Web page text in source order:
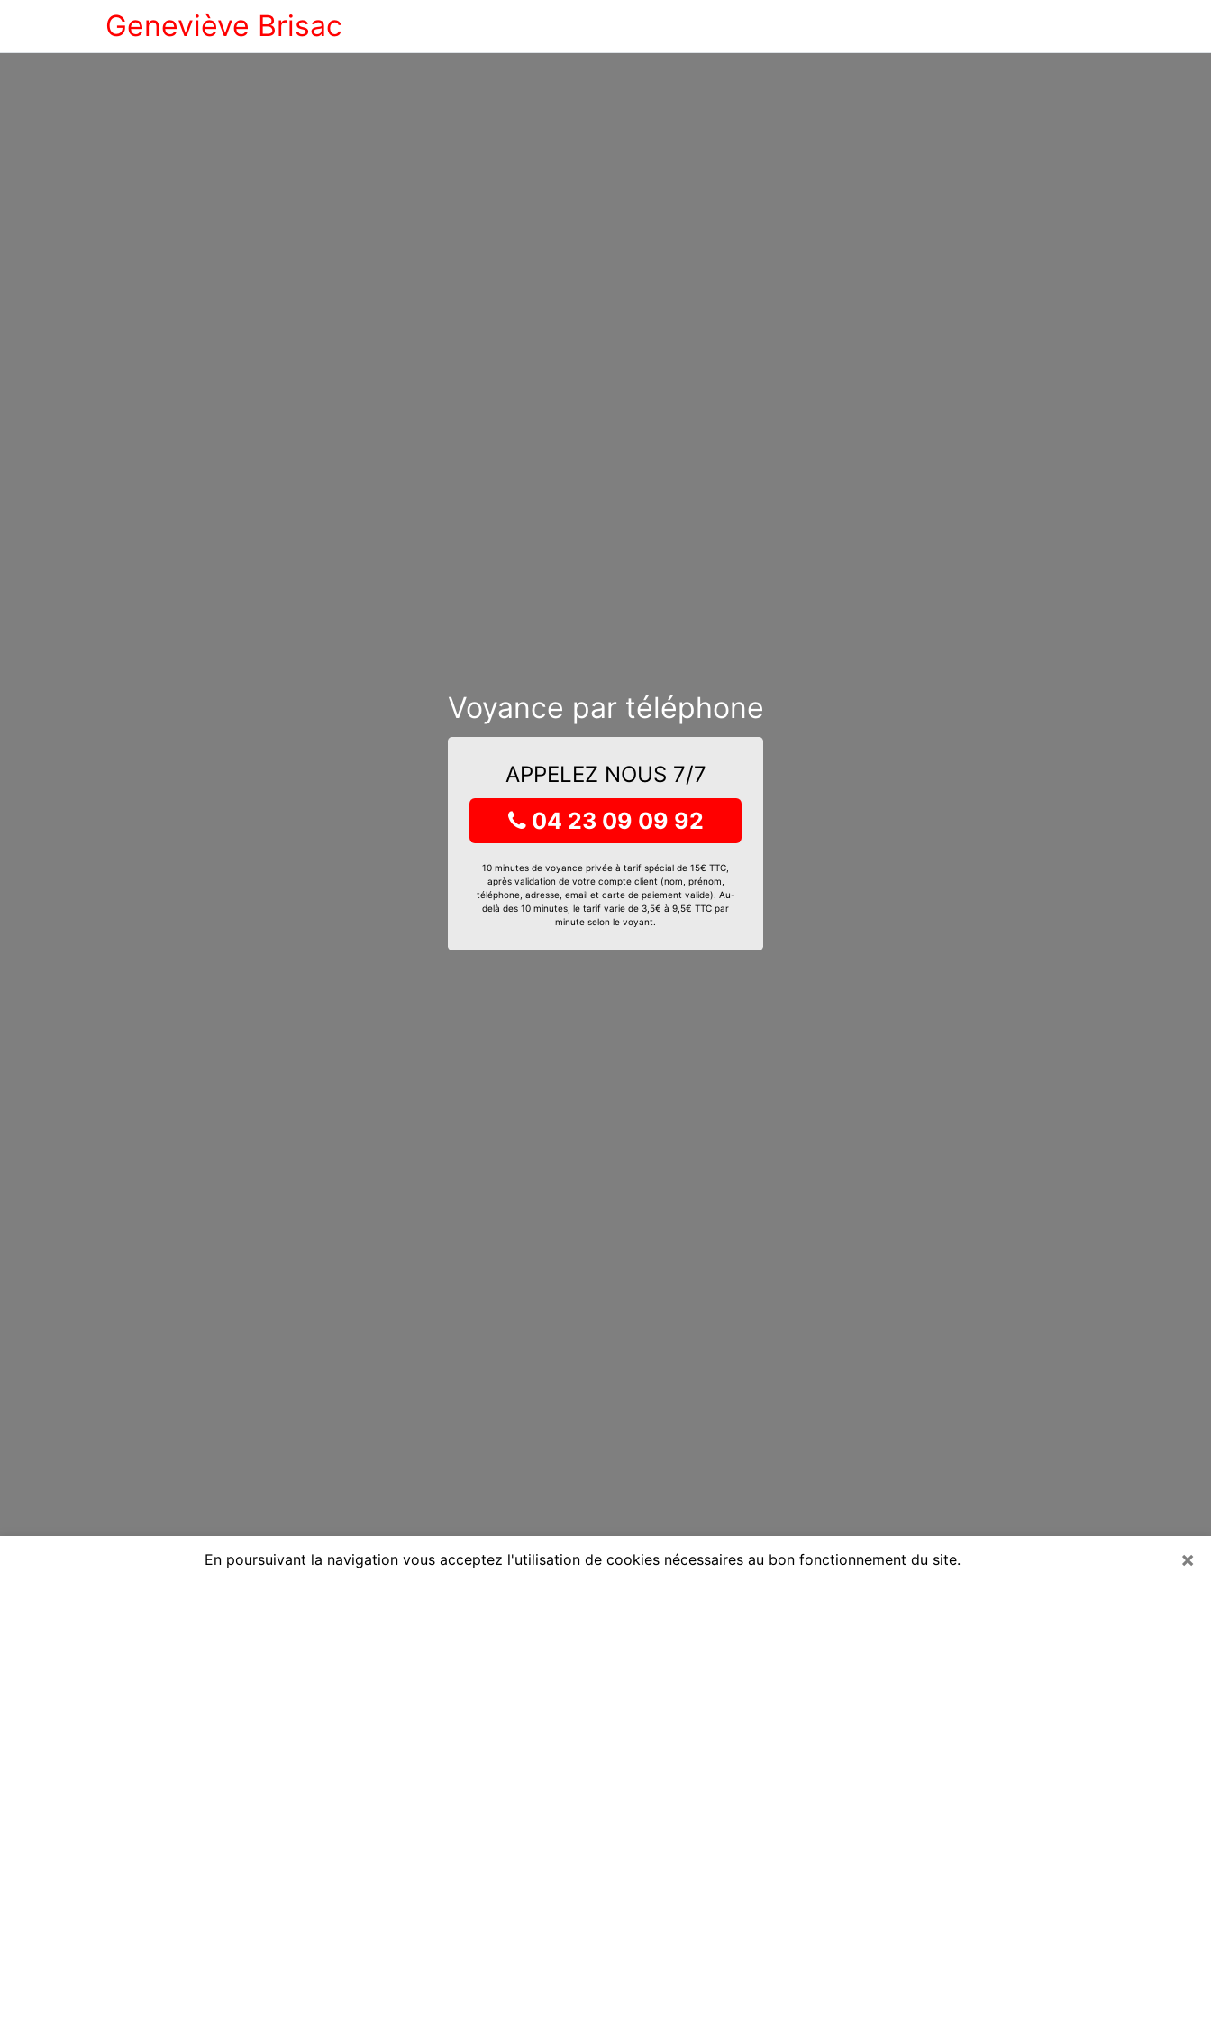
Geneviève Brisac
Voyance par téléphone
APPELEZ NOUS 7/7
04 23 09 09 92
10 minutes de voyance privée à tarif spécial de 15€ TTC,
après validation de votre compte client (nom, prénom,
téléphone, adresse, email et carte de paiement valide). Au-
delà des 10 minutes, le tarif varie de 3,5€ à 9,5€ TTC par
minute selon le voyant.
×
En poursuivant la navigation vous acceptez l'utilisation de cookies nécessaires au bon fonctionnement du site.